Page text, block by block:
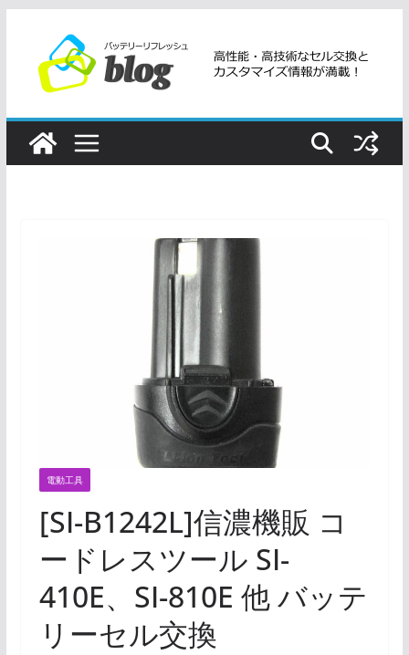
ツ
電動工具
[SI-B1242L]信濃機販 コ
ードレスツール SI-
410E、SI-810E 他 バッテ
リーセル交換